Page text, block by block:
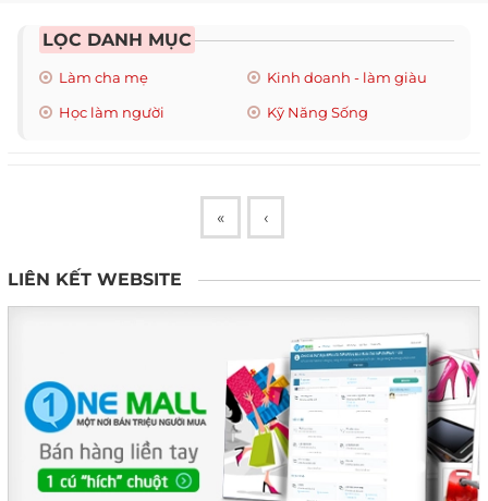
LỌC DANH MỤC
Làm cha mẹ
Kinh doanh - làm giàu
Học làm người
Kỹ Năng Sống
« ‹
LIÊN KẾT WEBSITE